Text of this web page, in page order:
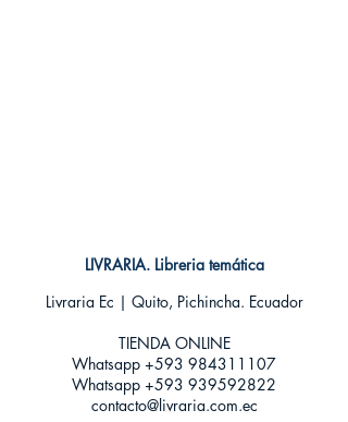
LIVRARIA. Libreria temática
Livraria Ec | Quito, Pichincha. Ecuador
TIENDA ONLINE​
Whatsapp +593 984311107
Whatsapp +593 939592822
contacto@livraria.com.ec